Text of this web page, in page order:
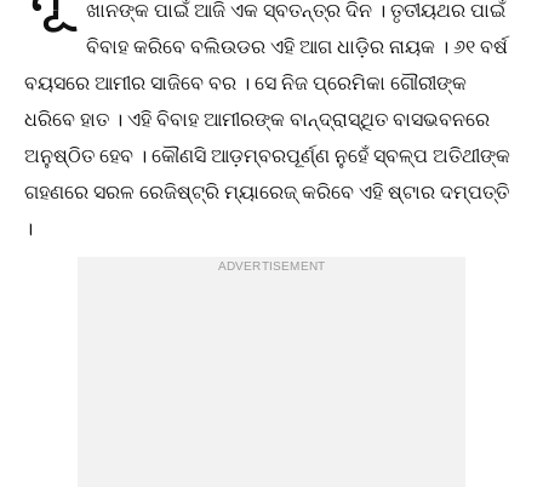
ଖାନଙ୍କ ପାଇଁ ଆଜି ଏକ ସ୍ବତନ୍ତ୍ର ଦିନ । ତୃତୀୟଥର ପାଇଁ
ବିବାହ କରିବେ ବଲିଉଡର ଏହି ଆଗ ଧାଡ଼ିର ନାୟକ । ୬୧ ବର୍ଷ
ବୟସରେ ଆମୀର ସାଜିବେ ବର । ସେ ନିଜ ପ୍ରେମିକା ଗୌରୀଙ୍କ
ଧରିବେ ହାତ । ଏହି ବିବାହ ଆମୀରଙ୍କ ବାନ୍ଦ୍ରାସ୍ଥିତ ବାସଭବନରେ
ଅନୁଷ୍ଠିତ ହେବ । କୌଣସି ଆଡ଼ମ୍ବରପୂର୍ଣ୍ଣ ନୁହେଁ ସ୍ବଳ୍ପ ଅତିଥୀଙ୍କ
ଗହଣରେ ସରଳ ରେଜିଷ୍ଟ୍ରି ମ୍ୟାରେଜ୍ କରିବେ ଏହି ଷ୍ଟାର ଦମ୍ପତ୍ତି
।
ADVERTISEMENT